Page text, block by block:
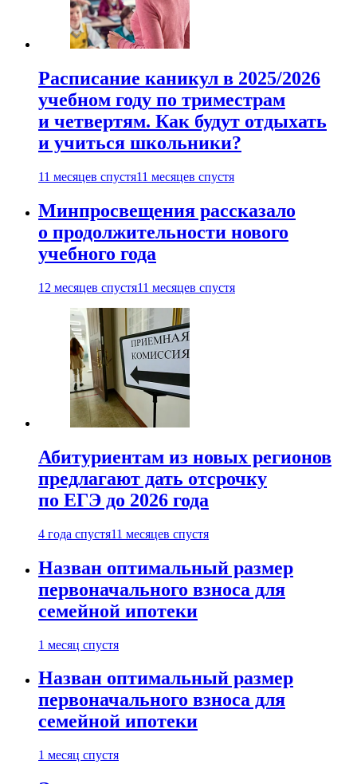
Расписание каникул в 2025/2026
учебном году по триместрам
и четвертям. Как будут отдыхать
и учиться школьники?
11 месяцев спустя11 месяцев спустя
Минпросвещения рассказало
о продолжительности нового
учебного года
12 месяцев спустя11 месяцев спустя
Абитуриентам из новых регионов
предлагают дать отсрочку
по ЕГЭ до 2026 года
4 года спустя11 месяцев спустя
Назван оптимальный размер
первоначального взноса для
семейной ипотеки
1 месяц спустя
Назван оптимальный размер
первоначального взноса для
семейной ипотеки
1 месяц спустя